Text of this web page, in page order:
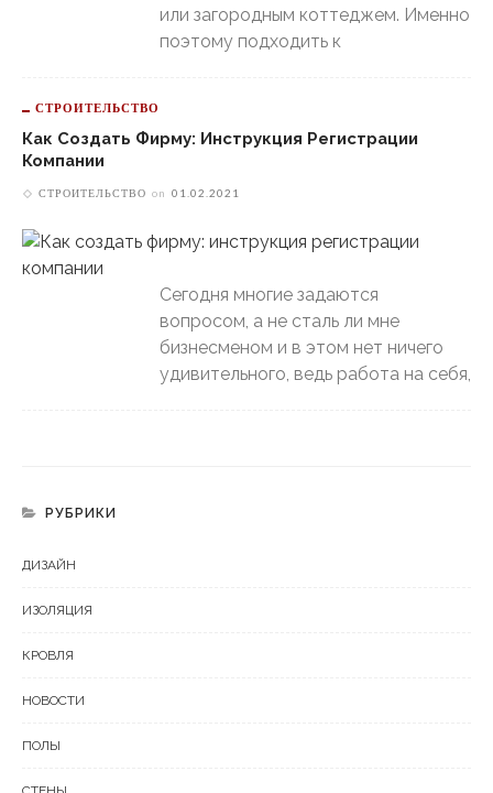
или загородным коттеджем. Именно
поэтому подходить к
СТРОИТЕЛЬСТВО
Как Создать Фирму: Инструкция Регистрации
Компании
СТРОИТЕЛЬСТВО on 01.02.2021
Сегодня многие задаются
вопросом, а не сталь ли мне
бизнесменом и в этом нет ничего
удивительного, ведь работа на себя,
РУБРИКИ
ДИЗАЙН
ИЗОЛЯЦИЯ
КРОВЛЯ
НОВОСТИ
ПОЛЫ